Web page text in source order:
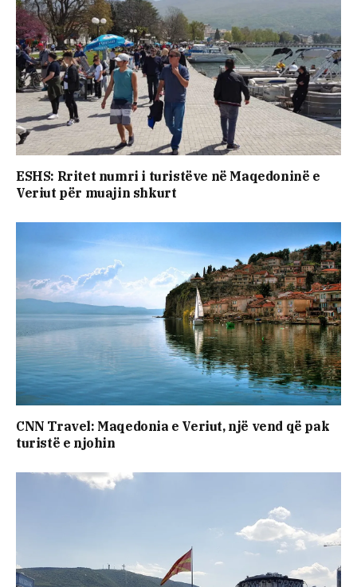
ESHS: Rritet numri i turistëve në Maqedoninë e
Veriut për muajin shkurt
CNN Travel: Maqedonia e Veriut, një vend që pak
turistë e njohin